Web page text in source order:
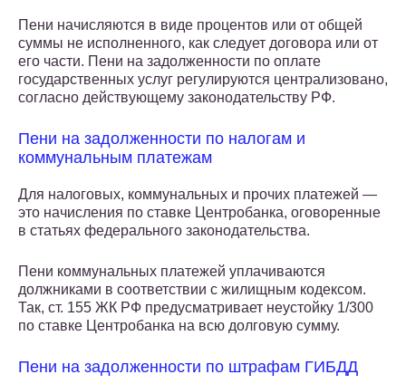
Пени начисляются в виде процентов или от общей
суммы не исполненного, как следует договора или от
его части. Пени на задолженности по оплате
государственных услуг регулируются централизовано,
согласно действующему законодательству РФ.
Пени на задолженности по налогам и
коммунальным платежам
Для налоговых, коммунальных и прочих платежей —
это начисления по ставке Центробанка, оговоренные
в статьях федерального законодательства.
Пени коммунальных платежей уплачиваются
должниками в соответствии с жилищным кодексом.
Так, ст. 155 ЖК РФ предусматривает неустойку 1/300
по ставке Центробанка на всю долговую сумму.
Пени на задолженности по штрафам ГИБДД